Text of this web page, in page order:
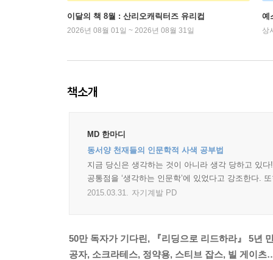
이달의 책 8월 : 산리오캐릭터즈 유리컵
2026년 08월 01일 ~ 2026년 08월 31일
예
상
책소개
MD 한마디
동서양 천재들의 인문학적 사색 공부법
지금 당신은 생각하는 것이 아니라 생각 당하고 있
공통점을 ‘생각하는 인문학’에 있었다고 강조한다.
2015.03.31. 자기계발 PD
50만 독자가 기다린, 『리딩으로 리드하라』 5년
공자, 소크라테스, 정약용, 스티브 잡스, 빌 게이츠